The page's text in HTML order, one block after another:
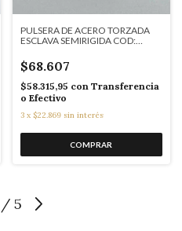
PULSERA DE ACERO TORZADA
ESCLAVA SEMIRIGIDA COD:
$68.607
$58.315,95 con Transferencia
o Efectivo
3 x $22.869 sin interés
/ 5